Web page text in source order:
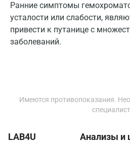
Ранние симптомы
усталости или слабости,
привести к путанице с
заболеваний.
Кострома
Котельники
Лабинск
Имеются противопоказания.
LAB4U Анализы и